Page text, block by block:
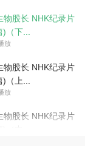
物股长 NHK纪录片
（下...
放
物股长 NHK纪录片
（上...
放
物股长 NHK纪录片